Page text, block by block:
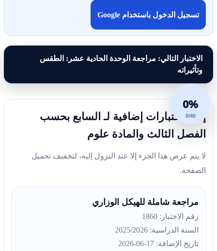
تسجيل الدخول باستخدام Google
الاختبار التالي: مراجعة الوحدة الحادية عشر: الطقس
وتأثيراته
0%
0/40
إليك اختبارات إضافية لـ السابع بحسب
الفصل الثالث والمادة علوم
لا يتم عرض هذا الجزء إلا عند النزول إليه، لتخفيف تحميل
الصفحة.
مراجعة شاملة للهيكل الوزاري
رقم الاختبار: 1860
السنة الدراسية: 2025/2026
تاريخ الإضافة: 17-06-2026